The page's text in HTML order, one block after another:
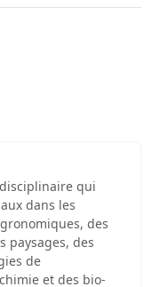
qui
dans les
des
paysages, des
de
et des bio-